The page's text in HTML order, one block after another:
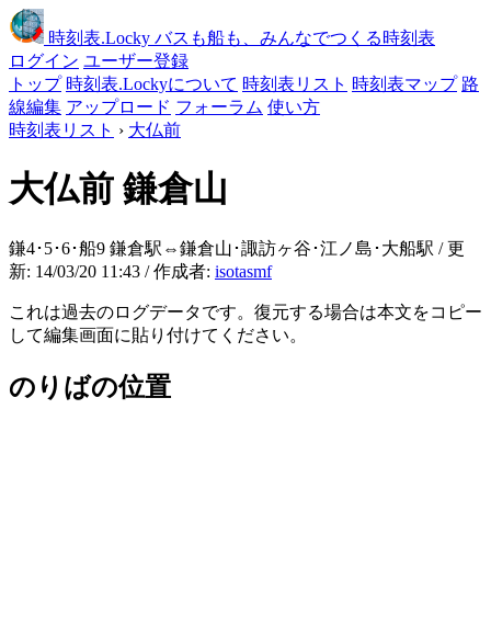
時刻表.Locky バスも船も、みんなでつくる時刻表
ログイン ユーザー登録
トップ 時刻表.Lockyについて 時刻表リスト 時刻表マップ 路
線編集 アップロード フォーラム 使い方
時刻表リスト › 大仏前
大仏前 鎌倉山
鎌4･5･6･船9 鎌倉駅⇔鎌倉山･諏訪ヶ谷･江ノ島･大船駅 / 更
新: 14/03/20 11:43 / 作成者: isotasmf
これは過去のログデータです。復元する場合は本文をコピー
して編集画面に貼り付けてください。
のりばの位置